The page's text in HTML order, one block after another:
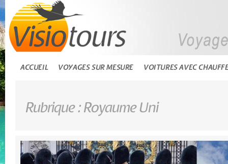
ACCUEIL VOYAGES SUR MESURE VOITURES AVEC
Rubrique : Royaume Uni